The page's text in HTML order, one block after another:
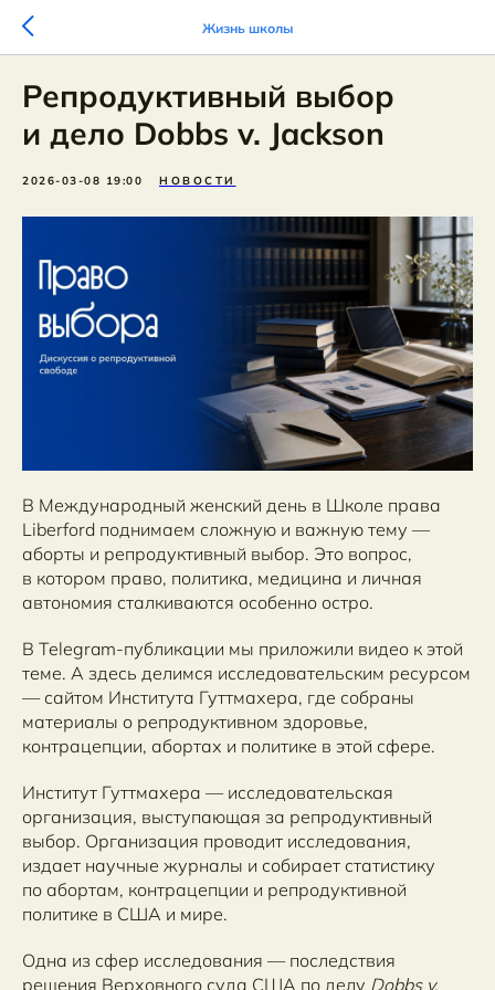
Жизнь школы
Репродуктивный выбор
и дело Dobbs v. Jackson
2026-03-08 19:00 НОВОСТИ
В Международный женский день в Школе права
Liberford поднимаем сложную и важную тему —
аборты и репродуктивный выбор. Это вопрос,
в котором право, политика, медицина и личная
автономия сталкиваются особенно остро.
В Telegram-публикации мы приложили видео к этой
теме. А здесь делимся исследовательским ресурсом
— сайтом Института Гуттмахера, где собраны
материалы о репродуктивном здоровье,
контрацепции, абортах и политике в этой сфере.
Институт Гуттмахера — исследовательская
организация, выступающая за репродуктивный
выбор. Организация проводит исследования,
издает научные журналы и собирает статистику
по абортам, контрацепции и репродуктивной
политике в США и мире.
Одна из сфер исследования — последствия
решения Верховного суда США по делу Dobbs v.